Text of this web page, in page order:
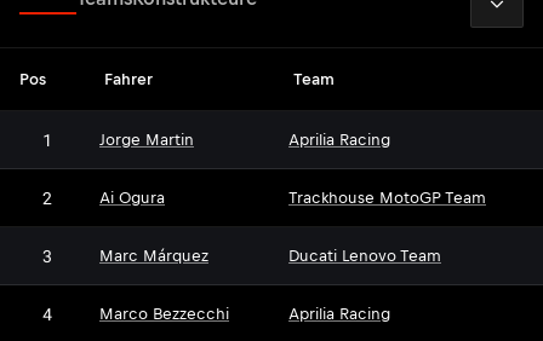
Pos Fahrer Team
1 Jorge Martin Aprilia Racing
2 Ai Ogura Trackhouse MotoGP Team
3 Marc Márquez Ducati Lenovo Team
4 Marco Bezzecchi Aprilia Racing